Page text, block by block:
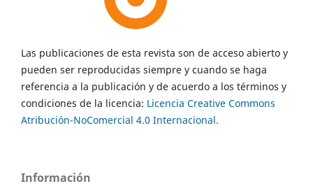
Las publicaciones de esta revista son de acceso abierto y
pueden ser reproducidas siempre y cuando se haga
referencia a la publicación y de acuerdo a los términos y
condiciones de la licencia: Licencia Creative Commons
Atribución-NoComercial 4.0 Internacional.
Información